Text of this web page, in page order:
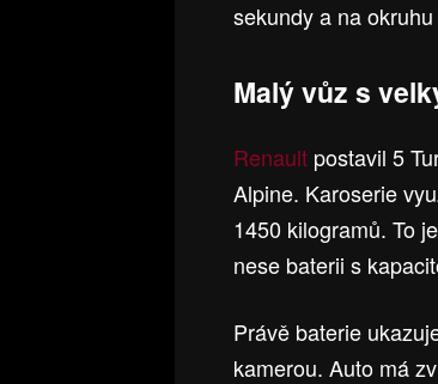
sekundy a na
Malý vůz s
Renault postavil 5
Alpine. Karoserie
1450 kilogramů. To
nese baterii s
Právě baterie
kamerou. Auto má